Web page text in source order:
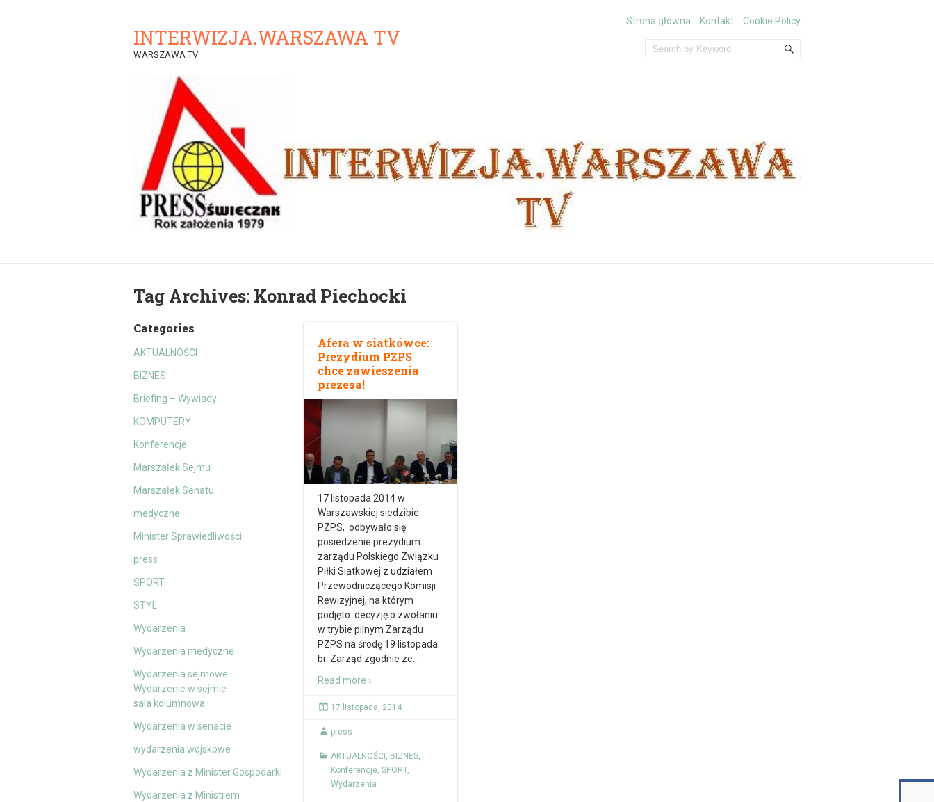
INTERWIZJA.WARSZAWA TV
WARSZAWA TV
Strona główna Kontakt Cookie Policy
Tag Archives: Konrad Piechocki
Categories
AKTUALNOŚCI
BIZNES
Briefing – Wywiady
KOMPUTERY
Konferencje
Marszałek Sejmu
Marszałek Senatu
medyczne
Minister Sprawiedliwości
press
SPORT
STYL
Wydarzenia
Wydarzenia medyczne
Wydarzenia sejmowe
Wydarzenie w sejmie
sala kolumnowa
Wydarzenia w senacie
wydarzenia wojskowe
Wydarzenia z Minister Gospodarki
Wydarzenia z Ministrem
Afera w siatkówce:
Prezydium PZPS
chce zawieszenia
prezesa!
17 listopada 2014 w
Warszawskiej siedzibie
PZPS, odbywało się
posiedzenie prezydium
zarządu Polskiego Związku
Piłki Siatkowej z udziałem
Przewodniczącego Komisji
Rewizyjnej, na którym
podjęto decyzję o zwołaniu
w trybie pilnym Zarządu
PZPS na środę 19 listopada
br. Zarząd zgodnie ze
Read more ›
17 listopada, 2014
press
AKTUALNOŚCI BIZNES
Konferencje SPORT,
Wydarzenia